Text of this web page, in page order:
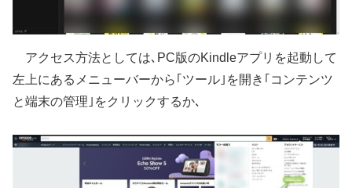
アクセス方法としては､PC版のKindleアプリを起動して
左上にあるメニューバーから｢ツール｣を開き｢コンテンツ
と端末の管理｣をクリックするか､